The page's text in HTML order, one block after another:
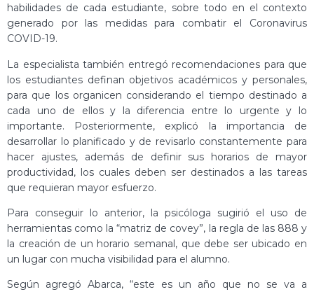
habilidades de cada estudiante, sobre todo en el contexto
generado por las medidas para combatir el Coronavirus
COVID-19.
La especialista también entregó recomendaciones para que
los estudiantes definan objetivos académicos y personales,
para que los organicen considerando el tiempo destinado a
cada uno de ellos y la diferencia entre lo urgente y lo
importante. Posteriormente, explicó la importancia de
desarrollar lo planificado y de revisarlo constantemente para
hacer ajustes, además de definir sus horarios de mayor
productividad, los cuales deben ser destinados a las tareas
que requieran mayor esfuerzo.
Para conseguir lo anterior, la psicóloga sugirió el uso de
herramientas como la “matriz de covey”, la regla de las 888 y
la creación de un horario semanal, que debe ser ubicado en
un lugar con mucha visibilidad para el alumno.
Según agregó Abarca, “este es un año que no se va a